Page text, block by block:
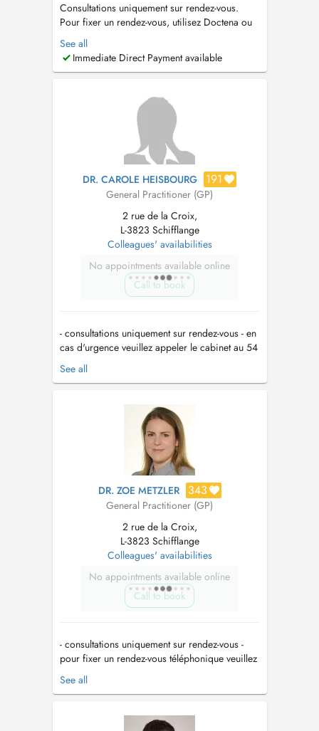
Consultations uniquement sur rendez-vous.
Pour fixer un rendez-vous, utilisez Doctena ou
appelez le secrétariat au +352 54 04 96. En
collaboration avec Docteur Masclet. Il y a deux
accès possibles : - Le premier se situe au 3
See all
Immediate Direct Payment available
DR. CAROLE HEISBOURG 191
General Practitioner (GP)
2 rue de la Croix,
L-3823 Schifflange
Colleagues' availabilities
No appointments available online
Call to book
- consultations uniquement sur rendez-vous - en
cas d'urgence veuillez appeler le cabinet au 54
82 98 - en cas de toux et de fièvre, veuillez svp
porter un masque au cabinet - pour toute
Termine nur nach Vereinbarung - Im Falle eines
dringenden Problemes...
See all
DR. ZOE METZLER 343
General Practitioner (GP)
2 rue de la Croix,
L-3823 Schifflange
Colleagues' availabilities
No appointments available online
Call to book
- consultations uniquement sur rendez-vous -
pour fixer un rendez-vous téléphonique veuillez
appeler le secrétariat au 54 82 98 - en cas
d'urgences veuillez appeler le cabinet au 54 82
porter un masque au cabinet - les rendez-vous
See all